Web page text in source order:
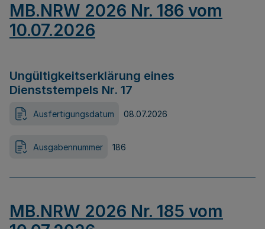
MB.NRW 2026 Nr. 186 vom
10.07.2026
Ungültigkeitserklärung eines
Dienststempels Nr. 17
Ausfertigungsdatum 08.07.2026
Ausgabennummer 186
MB.NRW 2026 Nr. 185 vom